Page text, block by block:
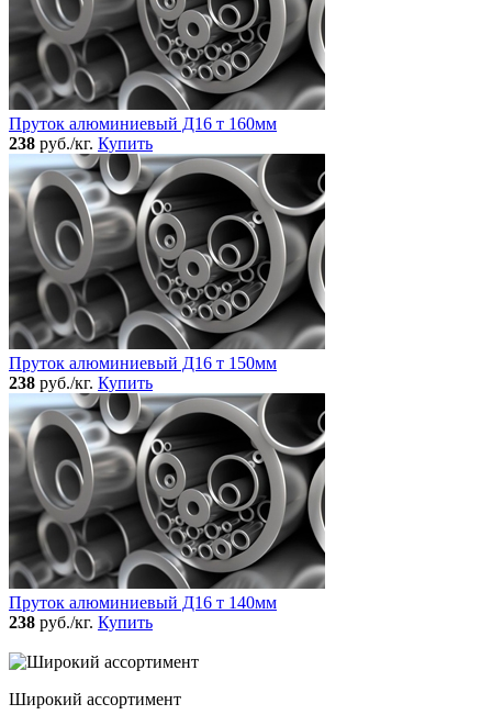
Пруток алюминиевый Д16 т 160мм
238 руб./кг. Купить
Пруток алюминиевый Д16 т 150мм
238 руб./кг. Купить
Пруток алюминиевый Д16 т 140мм
238 руб./кг. Купить
Широкий ассортимент